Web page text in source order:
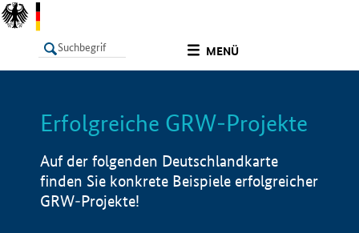
MENÜ
LISTE Info
Erfolgreiche GRW-Projekte
Auf der folgenden Deutschlandkarte
finden Sie konkrete Beispiele erfolgreicher
GRW-Projekte!